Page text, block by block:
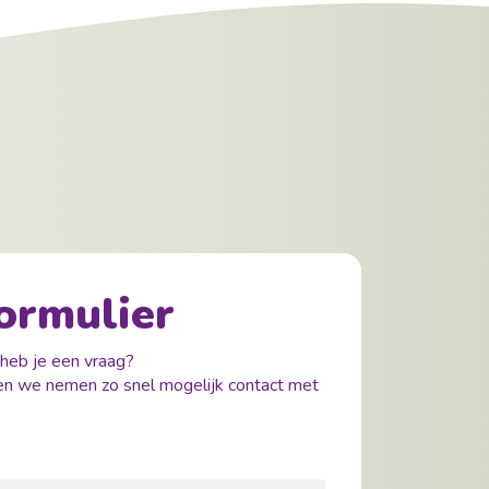
je een vraag?
we nemen zo snel mogelijk contact met